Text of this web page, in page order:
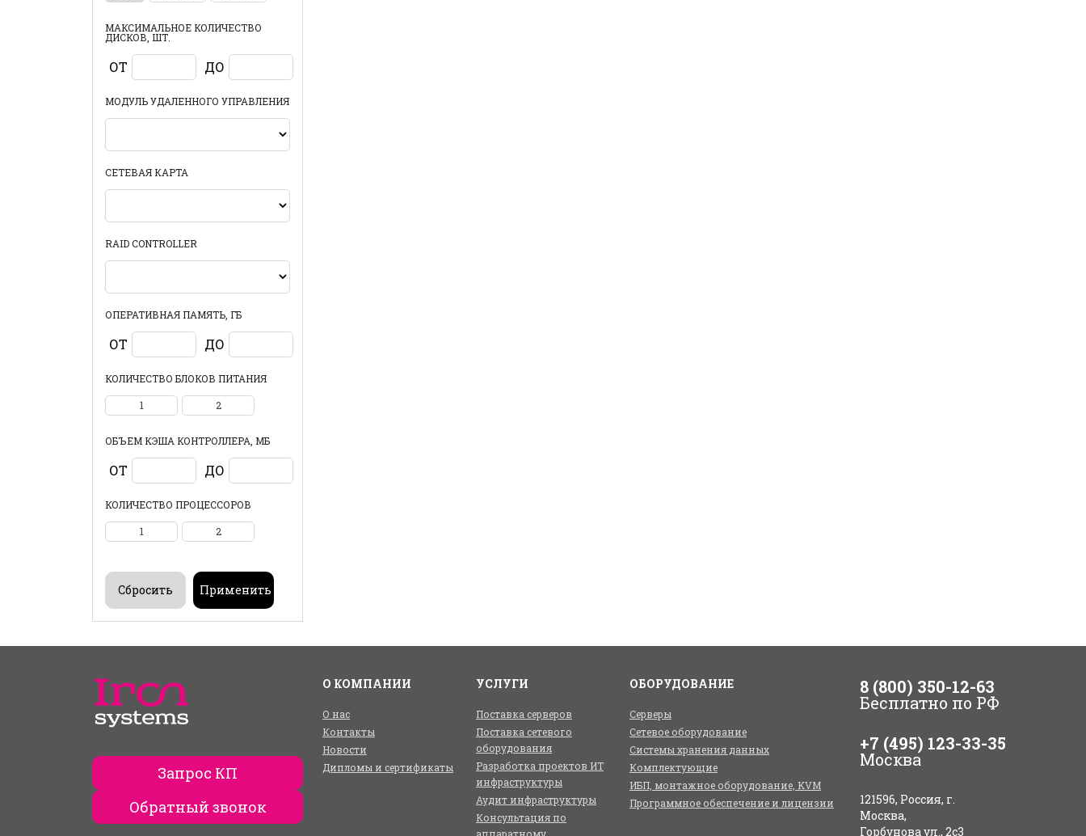
МАКСИМАЛЬНОЕ КОЛИЧЕСТВО
ДИСКОВ, ШТ.
ОТ ДО
МОДУЛЬ УДАЛЕННОГО УПРАВЛЕНИЯ
СЕТЕВАЯ КАРТА
RAID CONTROLLER
ОПЕРАТИВНАЯ ПАМЯТЬ, ГБ
ОТ ДО
КОЛИЧЕСТВО БЛОКОВ ПИТАНИЯ
1 2
ОБЪЕМ КЭША КОНТРОЛЛЕРА, МБ
ОТ ДО
КОЛИЧЕСТВО ПРОЦЕССОРОВ
1 2
Запрос КП
Обратный звонок
О КОМПАНИИ
О нас
Контакты
Новости
Дипломы и сертификаты
УСЛУГИ
Поставка серверов
Поставка сетевого
оборудования
Разработка проектов ИТ
инфраструктуры
Аудит инфраструктуры
Консультация по
ОБОРУДОВАНИЕ
Серверы
Сетевое оборудование
Системы хранения данных
Комплектующие
ИБП, монтажное оборудование, KVM
Программное обеспечение и лицензии
8 (800) 350-12-63
Бесплатно по РФ
+7 (495) 123-33-35
Москва
121596, Россия, г.
Москва,
Горбунова ул., 2с3